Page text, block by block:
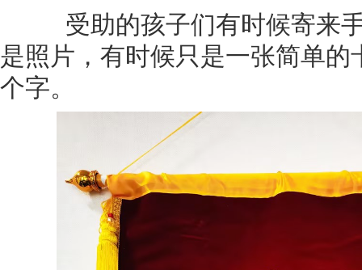
受助的孩子们有时候寄来手
是照片，有时候只是一张简单的
个字。